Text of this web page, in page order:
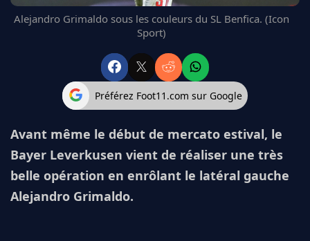
L'AVIS DE LA RÉDAC'
Alejandro Grimaldo sous les couleurs du SL Benfica. (Icon
Sport)
Préférez Foot11.com sur Google
Avant même le début de mercato estival, le
Bayer Leverkusen vient de réaliser une très
belle opération en enrôlant le latéral gauche
Alejandro Grimaldo.